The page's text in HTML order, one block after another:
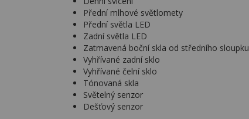
Přední mlhové světlomety
Přední světla LED
Zadní světla LED
Zatmavená boční skla od středního sloupku
Vyhřívané zadní sklo
Vyhřívané čelní sklo
Tónovaná skla
Světelný senzor
Dešťový senzor